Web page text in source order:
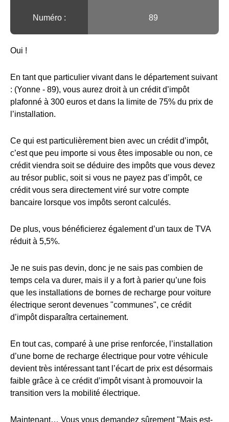
Numéro : 89
Oui !
En tant que particulier vivant dans le département suivant
: (Yonne - 89), vous aurez droit à un crédit d’impôt
plafonné à 300 euros et dans la limite de 75% du prix de
l’installation.
Ce qui est particulièrement bien avec un crédit d’impôt,
c’est que peu importe si vous êtes imposable ou non, ce
crédit viendra soit se déduire des impôts que vous devez
au trésor public, soit si vous ne payez pas d’impôt, ce
crédit vous sera directement viré sur votre compte
bancaire lorsque vos impôts seront calculés.
De plus, vous bénéficierez également d’un taux de TVA
réduit à 5,5%.
Je ne suis pas devin, donc je ne sais pas combien de
temps cela va durer, mais il y a fort à parier qu’une fois
que les installations de bornes de recharge pour voiture
électrique seront devenues "communes", ce crédit
d’impôt disparaîtra certainement.
En tout cas, comparé à une prise renforcée, l’installation
d’une borne de recharge électrique pour votre véhicule
devient très intéressant tant l’écart de prix est désormais
faible grâce à ce crédit d’impôt visant à promouvoir la
transition vers la mobilité électrique.
Maintenant… Vous vous demandez sûrement "Mais est-